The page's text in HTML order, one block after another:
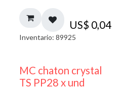
US$ 0,04
Inventario: 89925
MC chaton crystal
TS PP28 x und